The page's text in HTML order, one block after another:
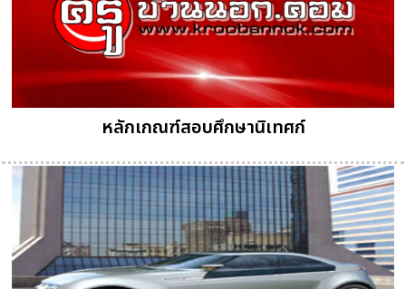
หลักเกณฑ์สอบศึกษานิเทศก์